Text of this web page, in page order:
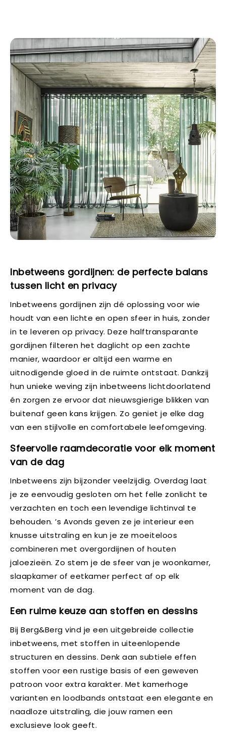
Inbetweens gordijnen: de perfecte balans
tussen licht en privacy
Inbetweens gordijnen zijn dé oplossing voor wie
houdt van een lichte en open sfeer in huis, zonder
in te leveren op privacy. Deze halftransparante
gordijnen filteren het daglicht op een zachte
manier, waardoor er altijd een warme en
uitnodigende gloed in de ruimte ontstaat. Dankzij
hun unieke weving zijn inbetweens lichtdoorlatend
én zorgen ze ervoor dat nieuwsgierige blikken van
buitenaf geen kans krijgen. Zo geniet je elke dag
van een stijlvolle en comfortabele leefomgeving.
Sfeervolle raamdecoratie voor elk moment
van de dag
Inbetweens zijn bijzonder veelzijdig. Overdag laat
je ze eenvoudig gesloten om het felle zonlicht te
verzachten en toch een levendige lichtinval te
behouden. ’s Avonds geven ze je interieur een
knusse uitstraling en kun je ze moeiteloos
combineren met overgordijnen of houten
jaloezieën. Zo stem je de sfeer van je woonkamer,
slaapkamer of eetkamer perfect af op elk
moment van de dag.
Een ruime keuze aan stoffen en dessins
Bij Berg&Berg vind je een uitgebreide collectie
inbetweens, met stoffen in uiteenlopende
structuren en dessins. Denk aan subtiele effen
stoffen voor een rustige basis of een geweven
patroon voor extra karakter. Met kamerhoge
varianten en loodbands ontstaat een elegante en
naadloze uitstraling, die jouw ramen een
exclusieve look geeft.